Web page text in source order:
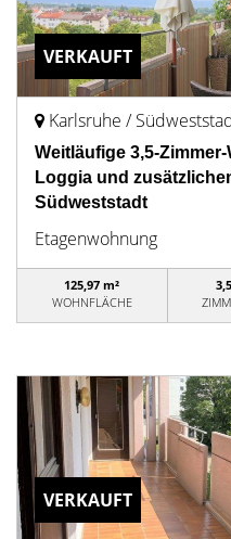
VERKAUFT
Karlsruhe /
Weitläufige 3,5-
Loggia und
Südweststadt
Etagenwohnung
125,97 m²
WOHNFLÄCHE
3,5
VERKAUFT